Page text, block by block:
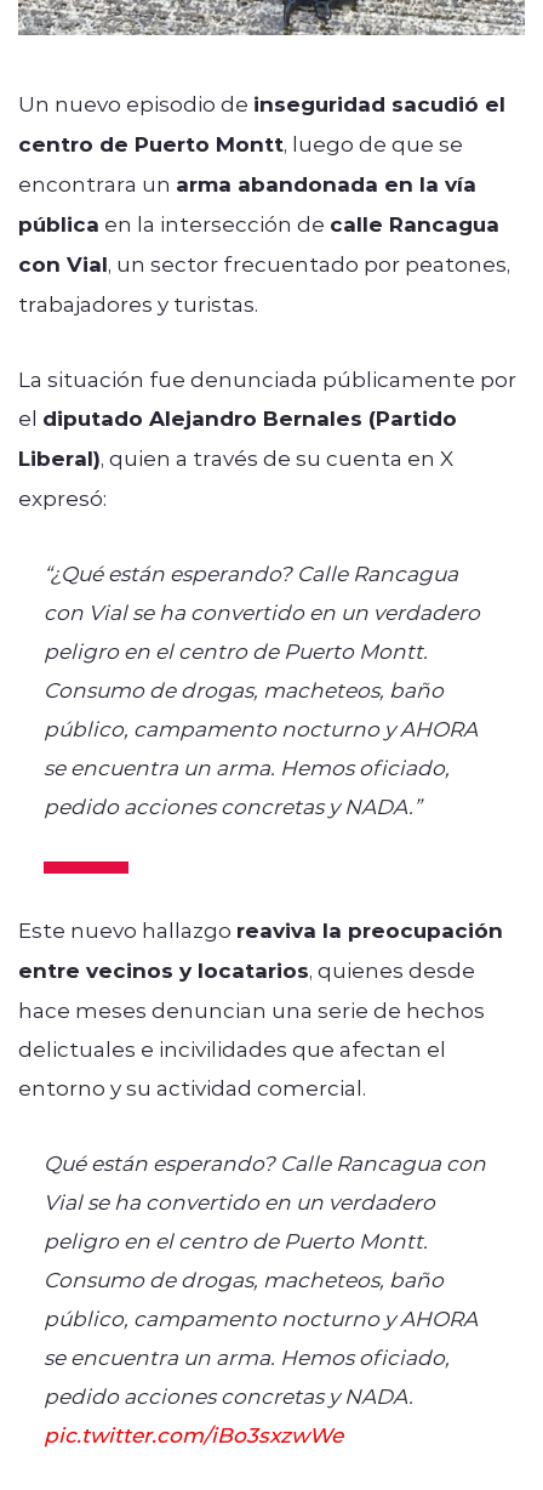
Un nuevo episodio de inseguridad sacudió el
centro de Puerto Montt, luego de que se
encontrara un arma abandonada en la vía
pública en la intersección de calle Rancagua
con Vial, un sector frecuentado por peatones,
trabajadores y turistas.
La situación fue denunciada públicamente por
el diputado Alejandro Bernales (Partido
Liberal), quien a través de su cuenta en X
expresó:
“¿Qué están esperando? Calle Rancagua
con Vial se ha convertido en un verdadero
peligro en el centro de Puerto Montt.
Consumo de drogas, macheteos, baño
público, campamento nocturno y AHORA
se encuentra un arma. Hemos oficiado,
pedido acciones concretas y NADA.”
Este nuevo hallazgo reaviva la preocupación
entre vecinos y locatarios, quienes desde
hace meses denuncian una serie de hechos
delictuales e incivilidades que afectan el
entorno y su actividad comercial.
Qué están esperando? Calle Rancagua con
Vial se ha convertido en un verdadero
peligro en el centro de Puerto Montt.
Consumo de drogas, macheteos, baño
público, campamento nocturno y AHORA
se encuentra un arma. Hemos oficiado,
pedido acciones concretas y NADA.
pic.twitter.com/iBo3sxzwWe